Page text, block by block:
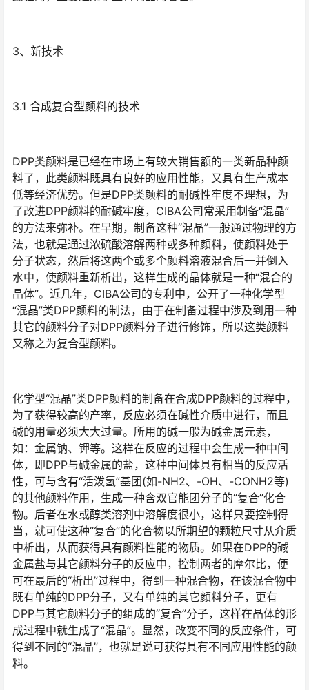
3、新技术
3.1 合成复合型颜料的技术
DPP类颜料是已经在市场上有较大销售额的一类新品种颜
料了，此类颜料既具有良好的应用性能，又具有生产成本
低等经济优势。但是DPP类颜料的耐碱性牢度不理想，为
了改进DPP颜料的耐碱牢度，CIBA公司常采用制备“混晶”
的方法来弥补。在早期，制备这种“混晶”一般通过物理的方
法，也就是通过浓硫酸溶解两种或多种颜料，使颜料处于
分子状态，然后将这两个或多个颜料溶液混合后一并倒入
水中，使颜料重新析出，这样生成的晶体就是一种“混合的
晶体”。近几年，CIBA公司的专利中，公开了一种化学型
“混晶”类DPP颜料的制法，由于在制备过程中涉及到用一种
其它的颜料分子对DPP颜料分子进行修饰，所以这类颜料
又称之为复合型颜料。
化学型“混晶”类DPP颜料的制备在合成DPP颜料的过程中，
为了获得较高的产率，反应必须在碱性介质中进行，而且
碱的用量必须大大过量。所用的碱一般为碱金属元素，
如：金属钠、钾等。这样在反应的过程中会生成一种中间
体，即DPP与碱金属的盐，这种中间体具有相当的反应活
性，可与含有“活泼氢”基团(如-NH2、-OH、-CONH2等)
的其他颜料作用，生成一种含双官能团分子的“复合”化合
物。后者在水或醇类溶剂中溶解度很小，这样只要控制得
当，就可使这种“复合”的化合物以所期望的颗粒尺寸从介质
中析出，从而获得具有颜料性能的物质。如果在DPP的碱
金属盐与其它颜料分子的反应中，控制两者的摩尔比，便
可在最后的“析出”过程中，得到一种混合物，在该混合物中
既有单纯的DPP分子，又有单纯的其它颜料分子，更有
DPP与其它颜料分子的组成的“复合”分子，这样在晶体的形
成过程中就生成了“混晶”。显然，改变不同的反应条件，可
得到不同的“混晶”，也就是说可获得具有不同应用性能的颜
料。